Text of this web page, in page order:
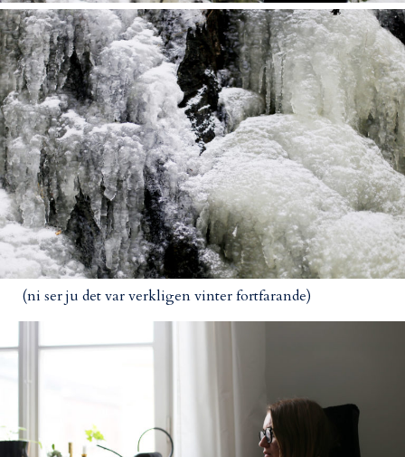
(ni ser ju det var verkligen vinter fortfarande)